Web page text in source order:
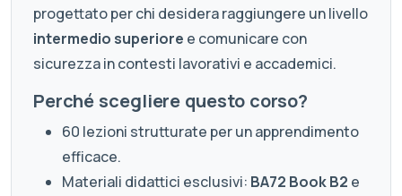
progettato per chi desidera raggiungere un livello
intermedio superiore e comunicare con
sicurezza in contesti lavorativi e accademici.
Perché scegliere questo corso?
60 lezioni strutturate per un apprendimento
efficace.
Materiali didattici esclusivi: BA72 Book B2 e